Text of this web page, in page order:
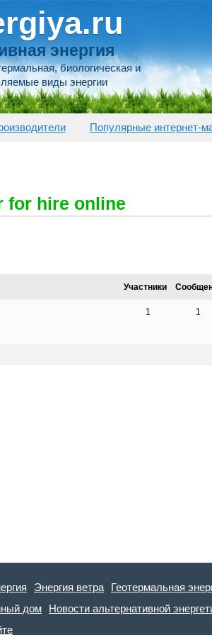
энергия
биологическая и
виды энергии
Популярные интернет-
for hire online
Участники
1 1
Энергия ветра Геотермальная
дом Новости альтернативной